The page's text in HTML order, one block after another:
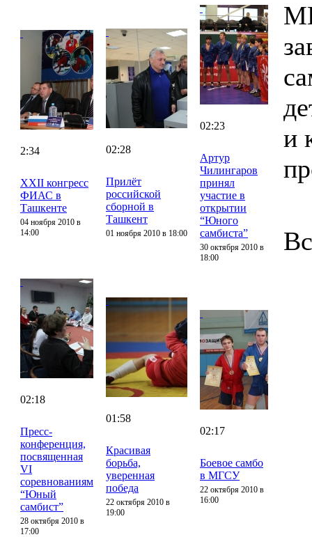
2:34
XXII конгресс
ФИАС в
Ташкенте
04 ноября 2010 в
14:00
02:28
Прилёт
российской
сборной в
Ташкент
01 ноября 2010 в 18:00
02:23
Артур
Чилингаров
принял
участие в
открытии
“Юного
самбиста”
30 октября 2010 в
18:00
02:18
Пресс-
конференция,
посвященная
VI
соревнованиям
“Юный
самбист”
28 октября 2010 в
17:00
01:58
Красивая
борьба,
уверенная
победа
22 октября 2010 в
19:00
02:17
Боевое самбо
в МГСУ
22 октября 2010 в
16:00
и